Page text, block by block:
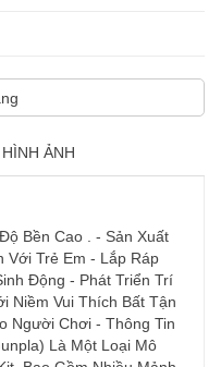
HÌNH ẢNH
Bền Cao . - Sản Xuất
Với Trẻ Em - Lắp Ráp
Động - Phát Triển Trí
Niềm Vui Thích Bất Tận
Người Chơi - Thông Tin
Là Một Loại Mô